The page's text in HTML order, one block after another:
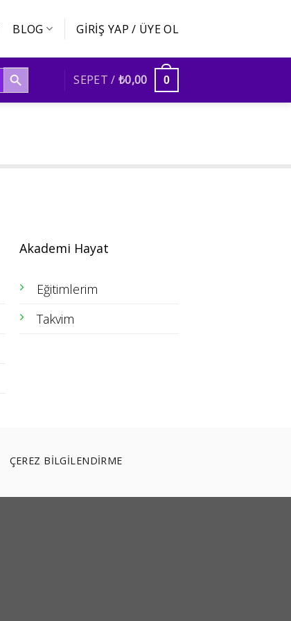
BLOG GIRIŞ YAP / ÜYE OL
SEARCH BUTTON
SEPET / ₺0,00 0
Akademi Hayat
Eğitimlerim
Takvim
ÇEREZ BİLGİLENDİRME